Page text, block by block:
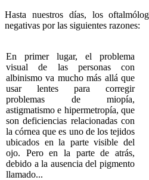
Hasta
nuestros días, los
negativas por las siguientes razones:
En primer lugar, el problema
visual de laspersonas con
albinismo va mucho más allá que
usar
lentes para
corregir
problemas de miopía,
astigmatismo e hipermetropía,que
sondeficiencias relacionadascon
lacórnea que es unode lostejidos
ubicados en la partevisible del
ojo. Peroen la partedeatrás,
debido a la ausencia delpigmento
llamado...